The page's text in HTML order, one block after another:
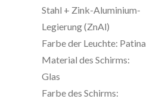
Stahl + Zink-Aluminium-
Legierung (ZnAl)
Farbe der Leuchte: Patina
Material des Schirms:
Glas
Farbe des Schirms: